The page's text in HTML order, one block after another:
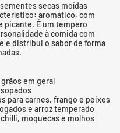
secas moídas
aromático, com
picante. É um tempero
à comida com
e distribui o sabor de forma
em geral
para carnes, frango e peixes
e arroz temperado
moquecas e molhos